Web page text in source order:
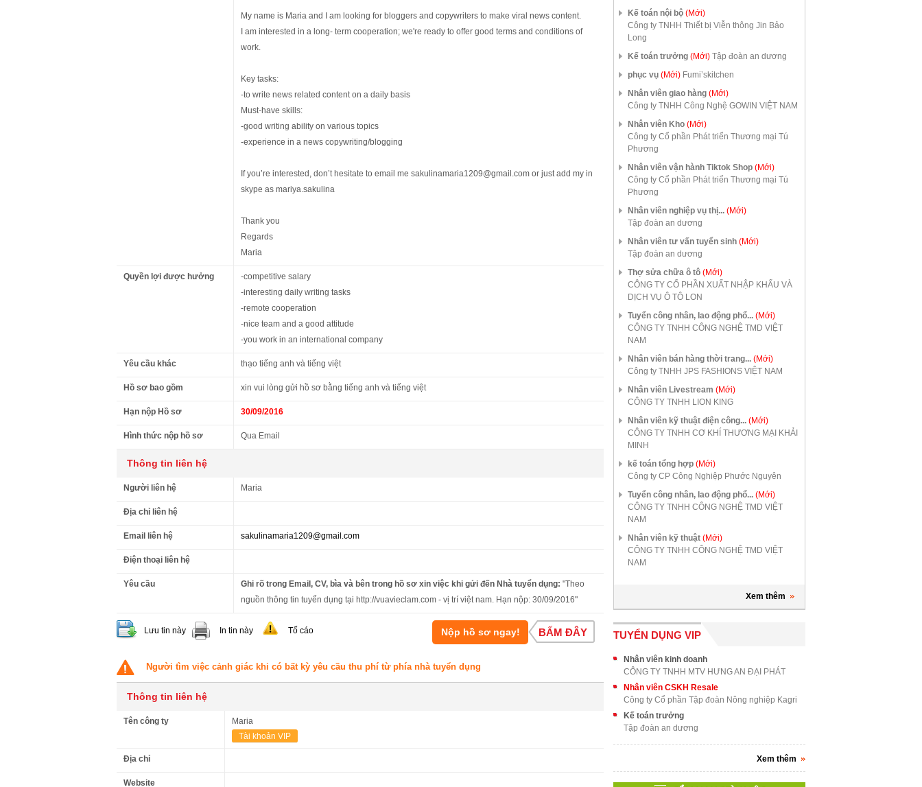
My name is Maria and I am looking for bloggers and copywriters to make viral news content.
I am interested in a long- term cooperation; we're ready to offer good terms and conditions of
work.
Key tasks:
-to write news related content on a daily basis
Must-have skills:
-good writing ability on various topics
-experience in a news copywriting/blogging
If you’re interested, don’t hesitate to email me sakulinamaria1209@gmail.com or just add mу in
skype as mariya.sakulina
Thank you
Regards
Maria
Quyền lợi được hưởng
-competitive salary
-interesting daily writing tasks
-remote cooperation
-nice team and a good attitude
-you work in an international company
Yêu cầu khác thạo tiếng anh và tiếng việt
Hồ sơ bao gồm xin vui lòng gửi hồ sơ bằng tiếng anh và tiếng việt
Hạn nộp Hồ sơ 30/09/2016
Hình thức nộp hồ sơ Qua Email
Thông tin liên hệ
Người liên hệ Maria
Địa chỉ liên hệ
Email liên hệ sakulinamaria1209@gmail.com
Điện thoại liên hệ
Yêu cầu Ghi rõ trong Email, CV, bìa và bên trong hồ sơ xin việc khi gửi đến Nhà tuyển dụng: "Theo
nguồn thông tin tuyển dụng tại http://vuavieclam.com - vị trí việt nam. Hạn nộp: 30/09/2016"
Lưu tin này In tin này Tố cáo Nộp hồ sơ ngay! BẤM ĐÂY
Người tìm việc cảnh giác khi có bất kỳ yêu cầu thu phí từ phía nhà tuyển dụng
Thông tin liên hệ
Tên công ty
Maria
Tài khoản VIP
Địa chỉ
Website
Kế toán nội bộ (Mới)
Công ty TNHH Thiết bị Viễn thông Jin Bảo
Long
Kế toán trưởng (Mới) Tập đoàn an dương
phục vụ (Mới) Fumi’skitchen
Nhân viên giao hàng (Mới)
Công ty TNHH Công Nghệ GOWIN VIỆT NAM
Nhân viên Kho (Mới)
Công ty Cổ phần Phát triển Thương mại Tú
Phương
Nhân viên vận hành Tiktok Shop (Mới)
Công ty Cổ phần Phát triển Thương mại Tú
Phương
Nhân viên nghiệp vụ thị... (Mới)
Tập đoàn an dương
Nhân viên tư vấn tuyển sinh (Mới)
Tập đoàn an dương
Thợ sửa chữa ô tô (Mới)
CÔNG TY CỔ PHẦN XUẤT NHẬP KHẨU VÀ
DỊCH VỤ Ô TÔ LON
Tuyển công nhân, lao động phổ... (Mới)
CÔNG TY TNHH CÔNG NGHỆ TMD VIỆT
NAM
Nhân viên bán hàng thời trang... (Mới)
Công ty TNHH JPS FASHIONS VIỆT NAM
Nhân viên Livestream (Mới)
CÔNG TY TNHH LION KING
Nhân viên kỹ thuật điện công... (Mới)
CÔNG TY TNHH CƠ KHÍ THƯƠNG MẠI KHẢI
MINH
kế toán tổng hợp (Mới)
Công ty CP Công Nghiệp Phước Nguyên
Tuyển công nhân, lao động phổ... (Mới)
CÔNG TY TNHH CÔNG NGHỆ TMD VIỆT
NAM
Nhân viên kỹ thuật (Mới)
CÔNG TY TNHH CÔNG NGHỆ TMD VIỆT
NAM
Xem thêm
TUYỂN DỤNG VIP
Nhân viên kinh doanh
CÔNG TY TNHH MTV HƯNG AN ĐẠI PHÁT
Nhân viên CSKH Resale
Công ty Cổ phần Tập đoàn Nông nghiệp Kagri
Kế toán trưởng
Tập đoàn an dương
Xem thêm